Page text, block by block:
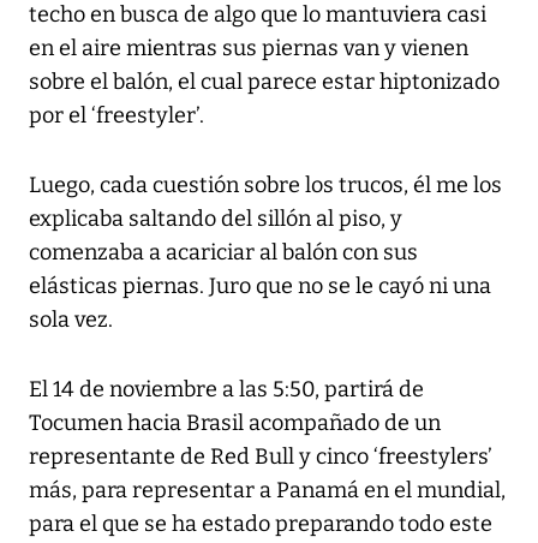
techo en busca de algo que lo mantuviera casi
en el aire mientras sus piernas van y vienen
sobre el balón, el cual parece estar hiptonizado
por el ‘freestyler’.
Luego, cada cuestión sobre los trucos, él me los
explicaba saltando del sillón al piso, y
comenzaba a acariciar al balón con sus
elásticas piernas. Juro que no se le cayó ni una
sola vez.
El 14 de noviembre a las 5:50, partirá de
Tocumen hacia Brasil acompañado de un
representante de Red Bull y cinco ‘freestylers’
más, para representar a Panamá en el mundial,
para el que se ha estado preparando todo este